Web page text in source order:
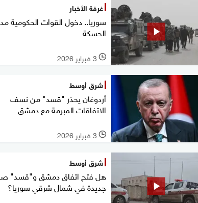
غرفة الأخبار
سوريا.. دخول القوات الحكومية
الحسكة
l 3 فبراير 2026
شرق أوسط
أردوغان يحذر "قسد" من نسف
الاتفاقات المبرمة مع دمشق
l 3 فبراير 2026
شرق أوسط
هل فتح اتفاق دمشق و"قسد"
جديدة في شمال شرقي سوريا؟